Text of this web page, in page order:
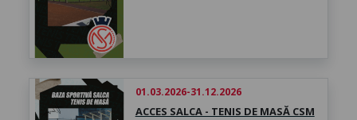
01.03.2026-31.12.2026
ACCES SALCA - TENIS DE MASĂ CSM